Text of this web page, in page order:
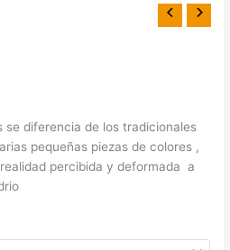
se diferencia de los tradicionales
pequeñas piezas de colores ,
percibida y deformada a